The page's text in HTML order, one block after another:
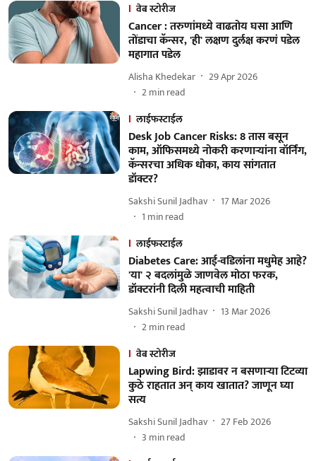
वेब स्टोरीज
Cancer : तरुणांमध्ये वाढतोय घसा आणि
तोंडाचा कॅन्सर, 'ही' लक्षण दुर्लक्ष करणं पडेल
महागात पडेल
Alisha Khedekar
29 Apr 2026
2min read
लाईफस्टाईल
Desk Job Cancer Risks: 8 तास बसून
काम, ऑफिसमध्ये नोकरी करणाऱ्यांना वॉर्निंग,
कॅन्सरचा अधिक धोका, काय सांगतात
डॉक्टर?
Sakshi Sunil Jadhav
17 Mar 2026
1 min read
लाईफस्टाईल
Diabetes Care: आई-वडिलांना मधुमेह आहे?
'या' २ बदलांमुळे जाणवेल मोठा फरक,
डॉक्टरांनी दिली महत्वाची माहिती
Sakshi Sunil Jadhav
13 Mar 2026
2min read
वेब स्टोरीज
Lapwing Bird: झाडावर न बसणाऱ्या टिटव्या
कुठे राहतात अन् काय खातात? जाणून घ्या
सत्य
Sakshi Sunil Jadhav
27 Feb 2026
3 min read